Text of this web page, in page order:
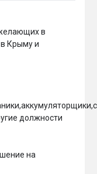
в
в Крыму и
должности
на